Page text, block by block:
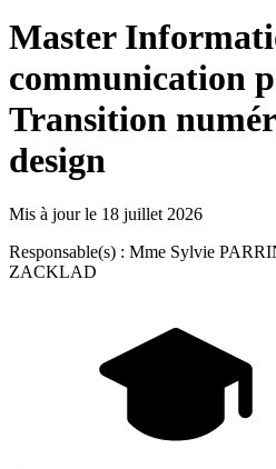
Master
communication
Transition
design
Mis à jour le 18 juillet 2026
Responsable(s) : Mme Sylvie
ZACKLAD